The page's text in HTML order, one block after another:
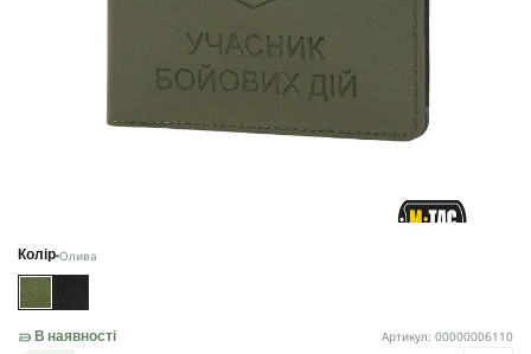
Колір Олива
В наявності
Артикул: 00000006110